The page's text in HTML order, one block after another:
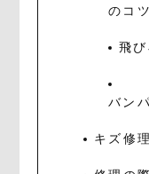
のコツ
飛
バン
キズ修